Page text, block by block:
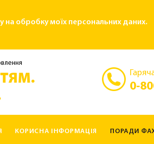
на обробку моїх персональних даних.
0-
КОРИСНА ІНФОРМАЦІЯ ПОРАДИ